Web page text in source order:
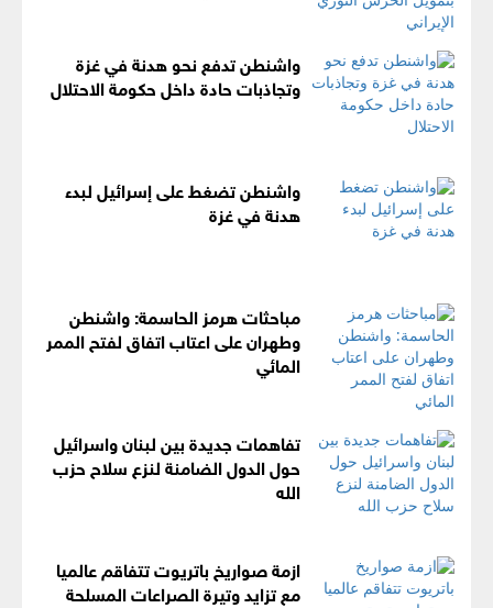
واشنطن تدفع نحو هدنة في غزة
وتجاذبات حادة داخل حكومة الاحتلال
واشنطن تضغط على إسرائيل لبدء
هدنة في غزة
مباحثات هرمز الحاسمة: واشنطن
وطهران على اعتاب اتفاق لفتح الممر
المائي
تفاهمات جديدة بين لبنان واسرائيل
حول الدول الضامنة لنزع سلاح حزب
الله
ازمة صواريخ باتريوت تتفاقم عالميا
مع تزايد وتيرة الصراعات المسلحة